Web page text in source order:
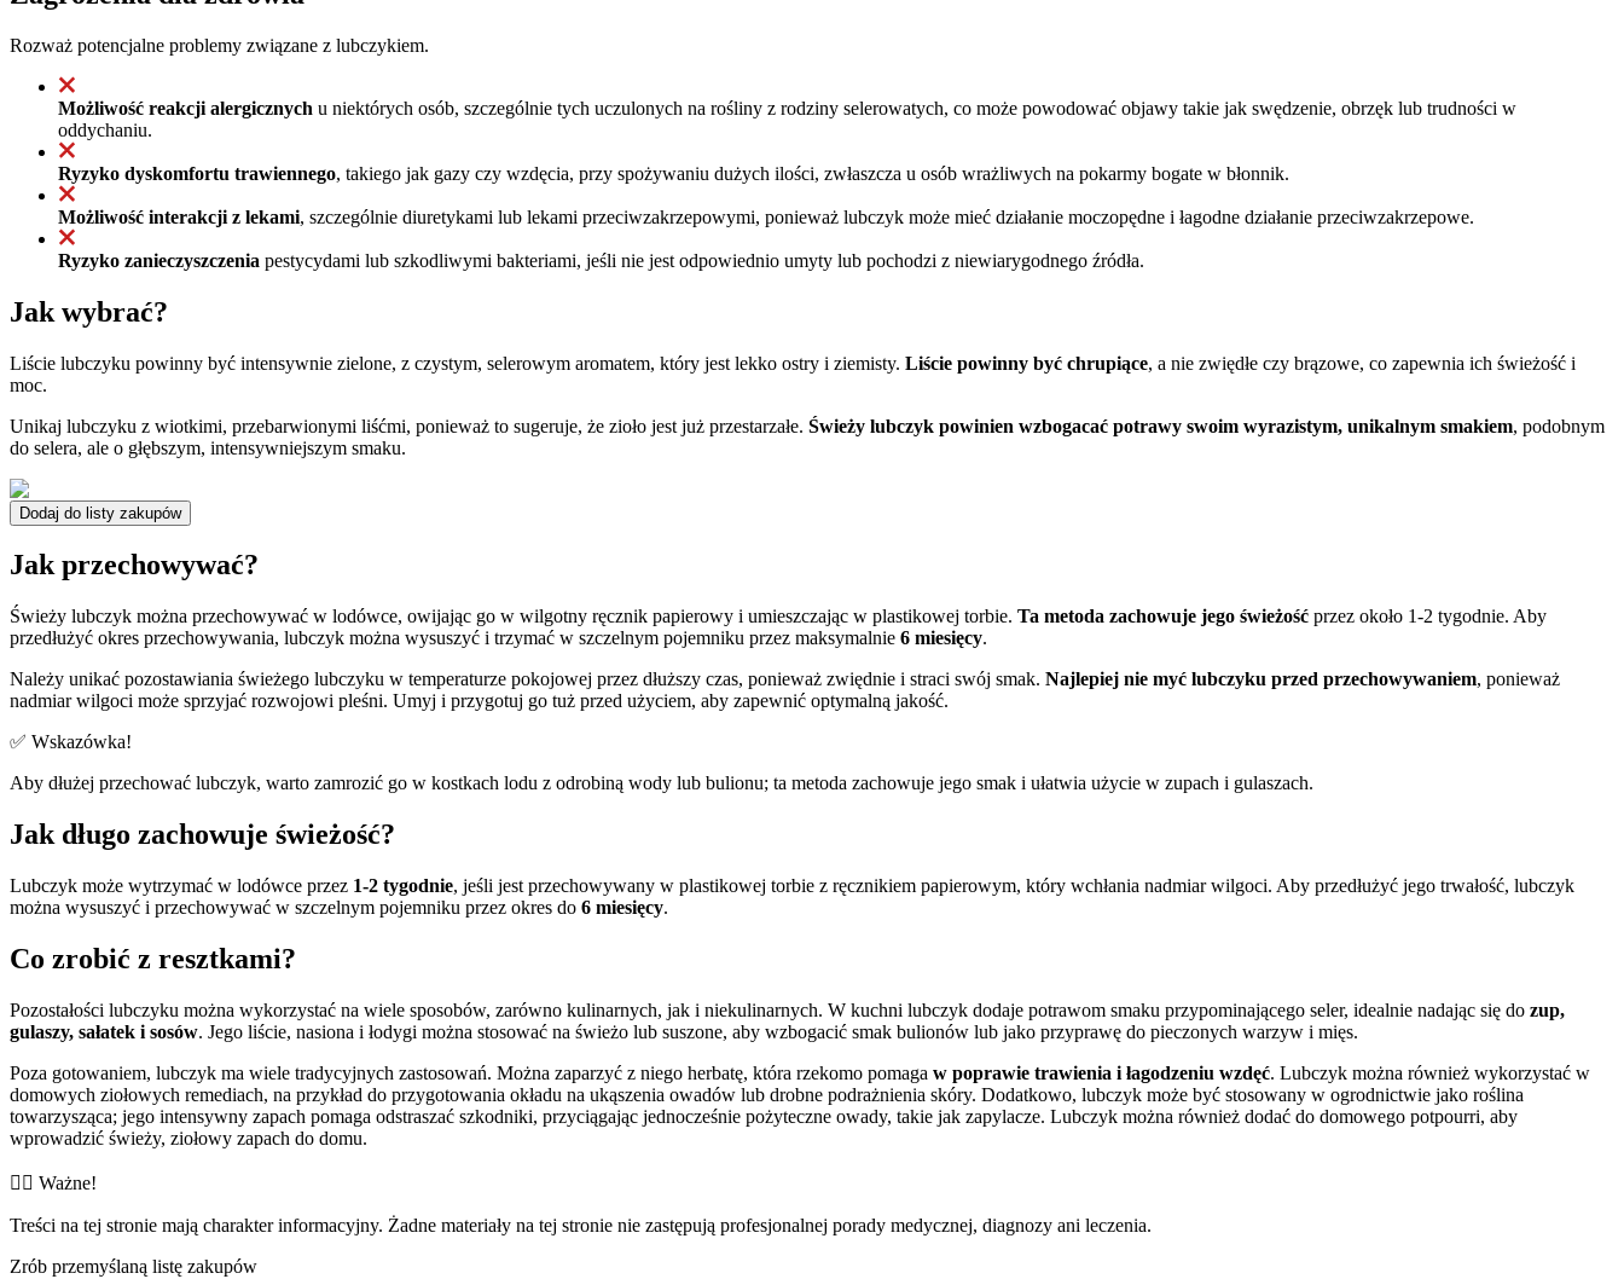
Rozważ potencjalne problemy związane z lubczykiem.
Możliwość reakcji alergicznych u niektórych osób, szczególnie tych uczulonych na rośliny z rodziny selerowatych, co może powodować objawy takie jak swędzenie, obrzęk lub trudności w
oddychaniu.
Ryzyko dyskomfortu trawiennego, takiego jak gazy czy wzdęcia, przy spożywaniu dużych ilości, zwłaszcza u osób wrażliwych na pokarmy bogate w błonnik.
Możliwość interakcji z lekami, szczególnie diuretykami lub lekami przeciwzakrzepowymi, ponieważ lubczyk może mieć działanie moczopędne i łagodne działanie przeciwzakrzepowe.
Ryzyko zanieczyszczenia pestycydami lub szkodliwymi bakteriami, jeśli nie jest odpowiednio umyty lub pochodzi z niewiarygodnego źródła.
Jak wybrać?
Liście lubczyku powinny być intensywnie zielone, z czystym, selerowym aromatem, który jest lekko ostry i ziemisty. Liście powinny być chrupiące, a nie zwiędłe czy brązowe, co zapewnia ich świeżość i
moc.
Unikaj lubczyku z wiotkimi, przebarwionymi liśćmi, ponieważ to sugeruje, że zioło jest już przestarzałe. Świeży lubczyk powinien wzbogacać potrawy swoim wyrazistym, unikalnym smakiem, podobnym
do selera, ale o głębszym, intensywniejszym smaku.
Dodaj do listy zakupów
Jak przechowywać?
Świeży lubczyk można przechowywać w lodówce, owijając go w wilgotny ręcznik papierowy i umieszczając w plastikowej torbie. Ta metoda zachowuje jego świeżość przez około 1-2 tygodnie. Aby
przedłużyć okres przechowywania, lubczyk można wysuszyć i trzymać w szczelnym pojemniku przez maksymalnie 6 miesięcy.
Należy unikać pozostawiania świeżego lubczyku w temperaturze pokojowej przez dłuższy czas, ponieważ zwiędnie i straci swój smak. Najlepiej nie myć lubczyku przed przechowywaniem, ponieważ
nadmiar wilgoci może sprzyjać rozwojowi pleśni. Umyj i przygotuj go tuż przed użyciem, aby zapewnić optymalną jakość.
✅ Wskazówka!
Aby dłużej przechować lubczyk, warto zamrozić go w kostkach lodu z odrobiną wody lub bulionu; ta metoda zachowuje jego smak i ułatwia użycie w zupach i gulaszach.
Jak długo zachowuje świeżość?
Lubczyk może wytrzymać w lodówce przez 1-2 tygodnie, jeśli jest przechowywany w plastikowej torbie z ręcznikiem papierowym, który wchłania nadmiar wilgoci. Aby przedłużyć jego trwałość, lubczyk
można wysuszyć i przechowywać w szczelnym pojemniku przez okres do 6 miesięcy.
Co zrobić z resztkami?
Pozostałości lubczyku można wykorzystać na wiele sposobów, zarówno kulinarnych, jak i niekulinarnych. W kuchni lubczyk dodaje potrawom smaku przypominającego seler, idealnie nadając się do zup,
gulaszy, sałatek i sosów. Jego liście, nasiona i łodygi można stosować na świeżo lub suszone, aby wzbogacić smak bulionów lub jako przyprawę do pieczonych warzyw i mięs.
Poza gotowaniem, lubczyk ma wiele tradycyjnych zastosowań. Można zaparzyć z niego herbatę, która rzekomo pomaga w poprawie trawienia i łagodzeniu wzdęć. Lubczyk można również wykorzystać w
domowych ziołowych remediach, na przykład do przygotowania okładu na ukąszenia owadów lub drobne podrażnienia skóry. Dodatkowo, lubczyk może być stosowany w ogrodnictwie jako roślina
towarzysząca; jego intensywny zapach pomaga odstraszać szkodniki, przyciągając jednocześnie pożyteczne owady, takie jak zapylacze. Lubczyk można również dodać do domowego potpourri, aby
wprowadzić świeży, ziołowy zapach do domu.
👨‍⚕️️ Ważne!
Treści na tej stronie mają charakter informacyjny. Żadne materiały na tej stronie nie zastępują profesjonalnej porady medycznej, diagnozy ani leczenia.
Zrób przemyślaną listę zakupów